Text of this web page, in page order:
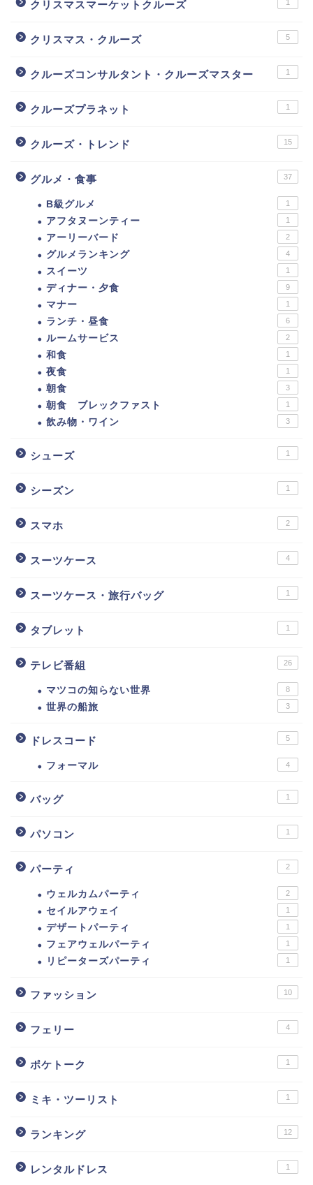
クリスマスマーケットクルーズ 1
クリスマス・クルーズ 5
クルーズコンサルタント・クルーズマスター 1
クルーズプラネット 1
クルーズ・トレンド 15
グルメ・食事 37
B級グルメ 1
アフタヌーンティー 1
アーリーバード 2
グルメランキング 4
スイーツ 1
ディナー・夕食 9
マナー 1
ランチ・昼食 6
ルームサービス 2
和食 1
夜食 1
朝食 3
朝食 ブレックファスト 1
飲み物・ワイン 3
シューズ 1
シーズン 1
スマホ 2
スーツケース 4
スーツケース・旅行バッグ 1
タブレット 1
テレビ番組 26
マツコの知らない世界 8
世界の船旅 3
ドレスコード 5
フォーマル 4
バッグ 1
パソコン 1
パーティ 2
ウェルカムパーティ 2
セイルアウェイ 1
デザートパーティ 1
フェアウェルパーティ 1
リピーターズパーティ 1
ファッション 10
フェリー 4
ポケトーク 1
ミキ・ツーリスト 1
ランキング 12
レンタルドレス 1